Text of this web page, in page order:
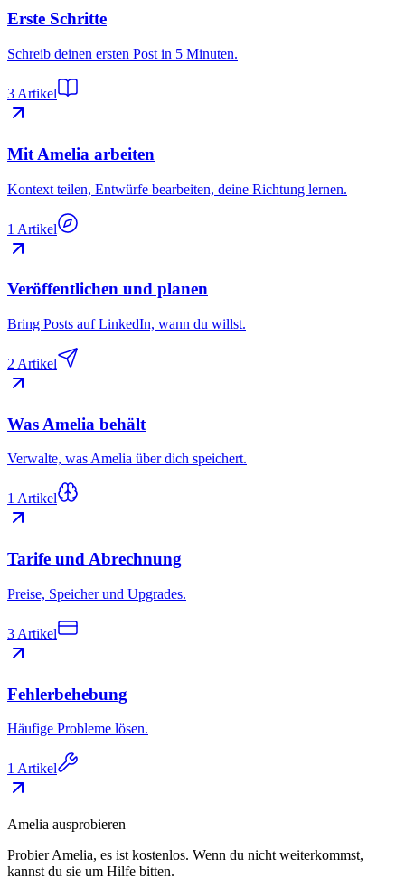
Erste Schritte
Schreib deinen ersten Post in 5 Minuten.
3 Artikel
Mit Amelia arbeiten
Kontext teilen, Entwürfe bearbeiten, deine Richtung lernen.
1 Artikel
Veröffentlichen und planen
Bring Posts auf LinkedIn, wann du willst.
2 Artikel
Was Amelia behält
Verwalte, was Amelia über dich speichert.
1 Artikel
Tarife und Abrechnung
Preise, Speicher und Upgrades.
3 Artikel
Fehlerbehebung
Häufige Probleme lösen.
1 Artikel
Amelia ausprobieren
Probier Amelia, es ist kostenlos. Wenn du nicht weiterkommst,
kannst du sie um Hilfe bitten.